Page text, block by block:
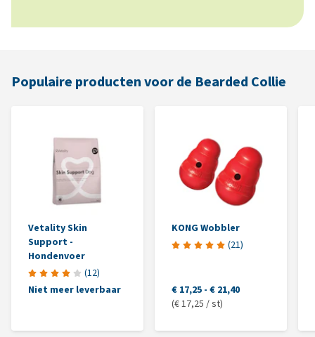
Populaire producten voor de Bearded Collie
Vetality Skin
Support -
Hondenvoer
(12)
Niet meer leverbaar
KONG Wobbler
(21)
€ 17,25 - € 21,40
(€ 17,25 / st)